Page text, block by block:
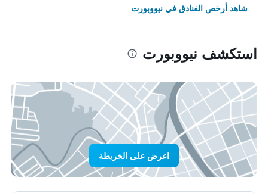
شاهد أرخص الفنادق في نيووبورت
استكشف نيووبورت
اعرض على الخريطة